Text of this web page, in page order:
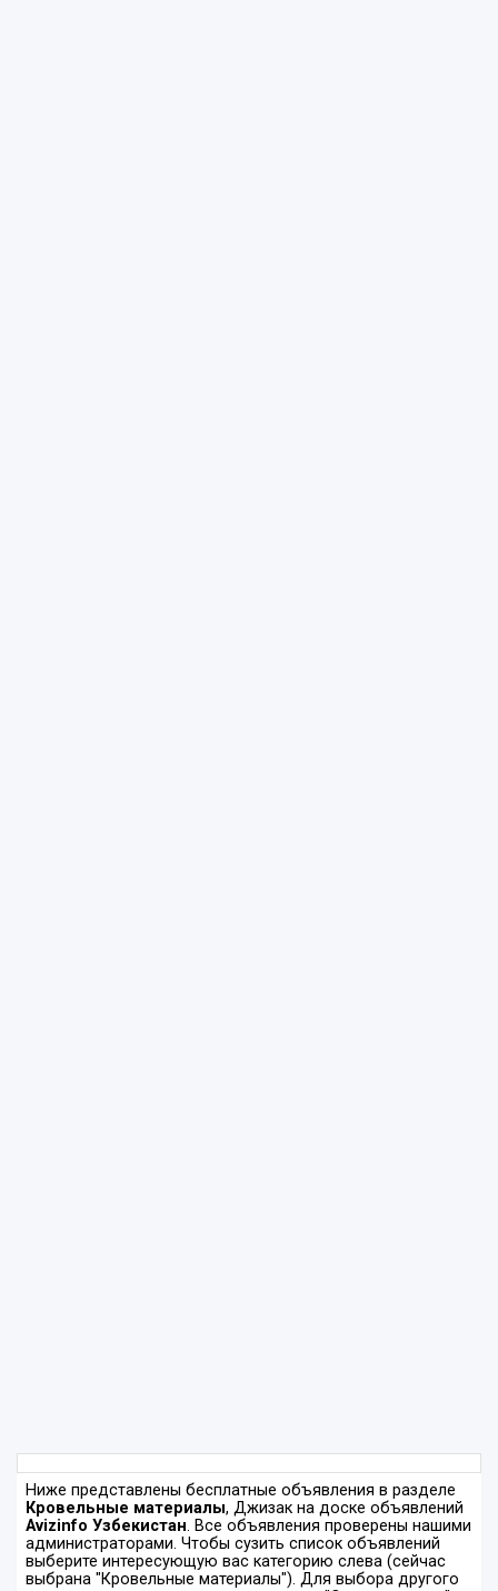
Ниже представлены бесплатные объявления в разделе
Кровельные материалы, Джизак на доске объявлений
Avizinfo Узбекистан. Все объявления проверены нашими
администраторами. Чтобы сузить список объявлений
выберите интересующую вас категорию слева (сейчас
выбрана "Кровельные материалы"). Для выбора другого